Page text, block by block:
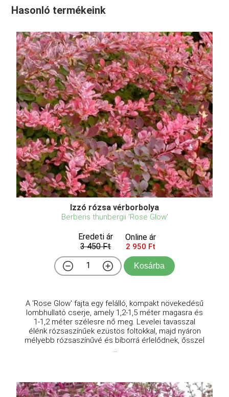
Hasonló termékeink
Izzó rózsa vérborbolya
Berberis thunbergii 'Rose Glow'
Eredeti ár
3 450 Ft
Online ár
2 950 Ft
Kosárba
A 'Rose Glow' fajta egy felálló, kompakt növekedésű
lombhullató cserje, amely 1,2-1,5 méter magasra és
1-1,2 méter szélesre nő meg. Levelei tavasszal
élénk rózsaszínűek ezüstös foltokkal, majd nyáron
mélyebb rózsaszínűvé és bíborrá érlelődnek, ősszel